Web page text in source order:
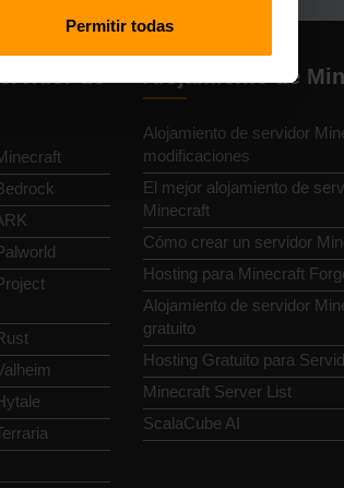
Permitir todas
de
Alojamiento de
Alojamiento de servidor
modificaciones
El mejor alojamiento de
Minecraft
Cómo crear un servidor
Hosting para Minecraft
Alojamiento de servidor
gratuito
Hosting Gratuito para
Minecraft Server List
ScalaCube AI